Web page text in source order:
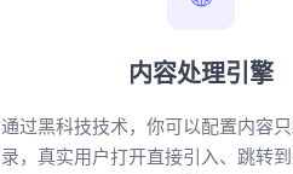
内容处理引擎
通过黑科技技术，你可以配置内容
录，真实用户打开直接引入、跳转